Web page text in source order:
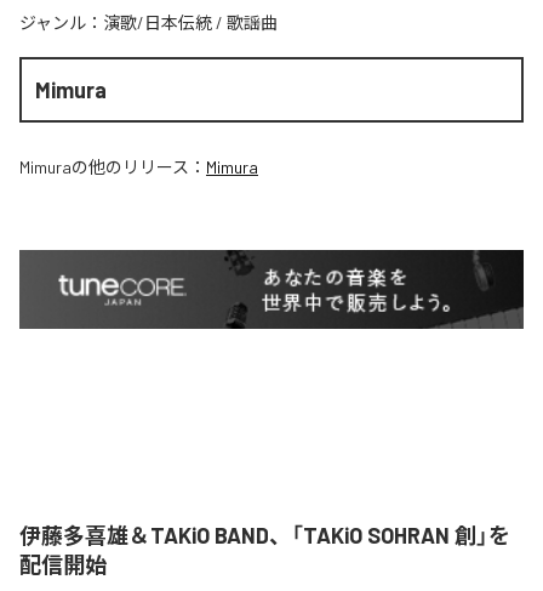
ジャンル： 演歌/日本伝統 / 歌謡曲
Mimura
Mimuraの他のリリース： Mimura
伊藤多喜雄＆TAKiO BAND、「TAKiO SOHRAN 創」を
配信開始